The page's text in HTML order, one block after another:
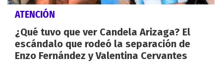
ATENCIÓN
¿Qué tuvo que ver Candela Arizaga? El
escándalo que rodeó la separación de
Enzo Fernández y Valentina Cervantes